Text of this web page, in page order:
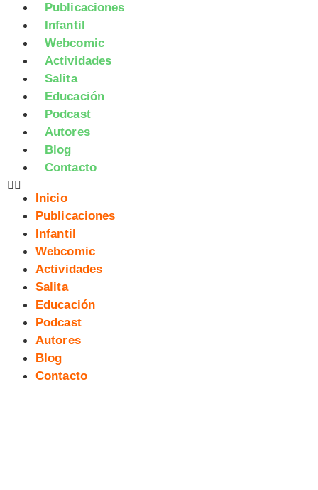
Publicaciones
Infantil
Webcomic
Actividades
Salita
Educación
Podcast
Autores
Blog
Contacto
Inicio
Publicaciones
Infantil
Webcomic
Actividades
Salita
Educación
Podcast
Autores
Blog
Contacto